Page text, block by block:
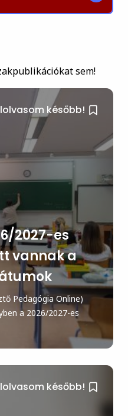
sem!
később!
2027-es
vannak a
Pedagógia Online)
a 2026/2027-es
később!